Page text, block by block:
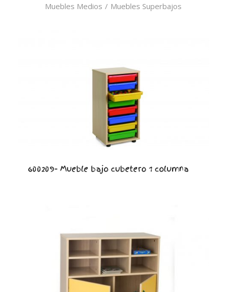
Muebles Medios / Muebles Superbajos
600209- Mueble bajo cubetero 1 columna